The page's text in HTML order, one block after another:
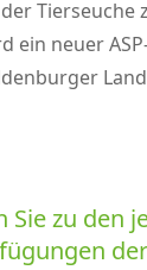
Tierseuche
ein neuer
Sie zu den